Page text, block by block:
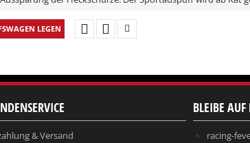
LEGEN
& Versand
BLEIBE
racing-